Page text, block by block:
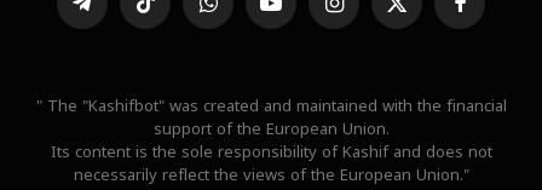
فيسبوك X
(Twitter)
الانستغراميوتيوب واتساب تيكتوك تيلقرام
" The "Kashifbot" was created and maintained with the financial
support of the European Union.
Its content is the sole responsibility of Kashif and does not
necessarily reflect the views of the European Union."